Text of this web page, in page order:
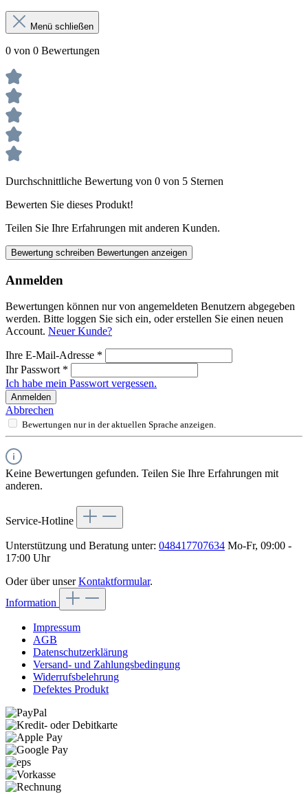
Menü schließen
0 von 0 Bewertungen
Durchschnittliche Bewertung von 0 von 5 Sternen
Bewerten Sie dieses Produkt!
Teilen Sie Ihre Erfahrungen mit anderen Kunden.
Bewertung schreiben Bewertungen anzeigen
Anmelden
Bewertungen können nur von angemeldeten Benutzern abgegeben
werden. Bitte loggen Sie sich ein, oder erstellen Sie einen neuen
Account. Neuer Kunde?
Ihre E-Mail-Adresse *
Ihr Passwort *
Ich habe mein Passwort vergessen.
Anmelden
Abbrechen
Bewertungen nur in der aktuellen Sprache anzeigen.
Keine Bewertungen gefunden. Teilen Sie Ihre Erfahrungen mit
anderen.
Service-Hotline
Unterstützung und Beratung unter: 048417707634 Mo-Fr, 09:00 -
17:00 Uhr
Oder über unserKontaktformular.
Information
Impressum
AGB
Datenschutzerklärung
Versand- und Zahlungsbedingung
Widerrufsbelehrung
Defektes Produkt